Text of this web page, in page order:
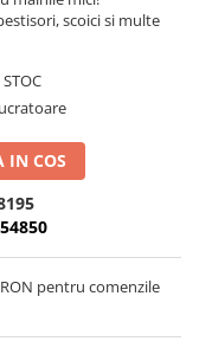
scoici si multe
IN COS
pentru comenzile